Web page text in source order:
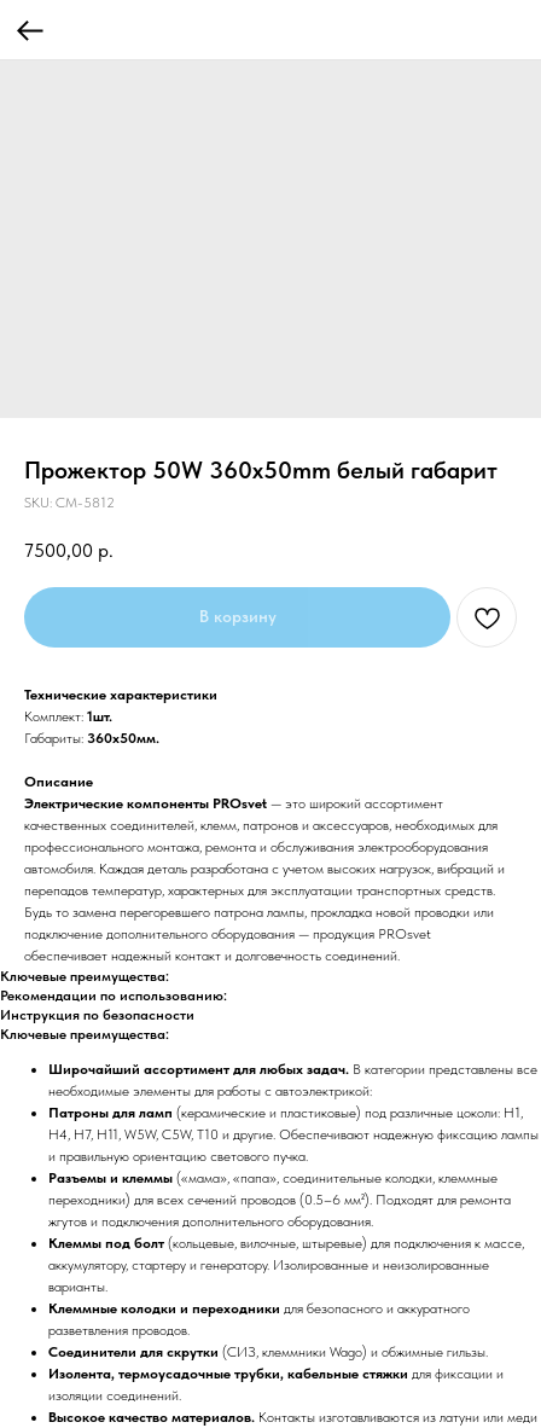
Прожектор 50W 360x50mm белый габарит
SKU: CM-5812
7500,00 р.
В корзину
Технические характеристики
Комплект: 1шт.
Габариты: 360x50мм.
Описание
Электрические компоненты PROsvet — это широкий ассортимент
качественных соединителей, клемм, патронов и аксессуаров, необходимых для
профессионального монтажа, ремонта и обслуживания электрооборудования
автомобиля. Каждая деталь разработана с учетом высоких нагрузок, вибраций и
перепадов температур, характерных для эксплуатации транспортных средств.
Будь то замена перегоревшего патрона лампы, прокладка новой проводки или
подключение дополнительного оборудования — продукция PROsvet
обеспечивает надежный контакт и долговечность соединений.
Ключевые преимущества:
Рекомендации по использованию:
Инструкция по безопасности
Ключевые преимущества:
Широчайший ассортимент для любых задач. В категории представлены все
необходимые элементы для работы с автоэлектрикой:
Патроны для ламп (керамические и пластиковые) под различные цоколи: H1,
H4, H7, H11, W5W, C5W, T10 и другие. Обеспечивают надежную фиксацию лампы
и правильную ориентацию светового пучка.
Разъемы и клеммы («мама», «папа», соединительные колодки, клеммные
переходники) для всех сечений проводов (0.5–6 мм²). Подходят для ремонта
жгутов и подключения дополнительного оборудования.
Клеммы под болт (кольцевые, вилочные, штыревые) для подключения к массе,
аккумулятору, стартеру и генератору. Изолированные и неизолированные
варианты.
Клеммные колодки и переходники для безопасного и аккуратного
разветвления проводов.
Соединители для скрутки (СИЗ, клеммники Wago) и обжимные гильзы.
Изолента, термоусадочные трубки, кабельные стяжки для фиксации и
изоляции соединений.
Высокое качество материалов. Контакты изготавливаются из латуни или меди